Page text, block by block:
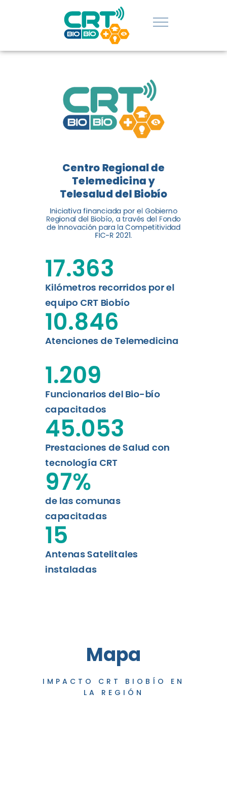
REGIÓN:
CONOCE
LOGROS
DE CRT
BIOBÍO
El Centro Regional de
Telemedicina y Telesalud del
Biobío presenta el balance de
tres años acercando la salud
digital a los habitantes...
Leer más
Centro Regional de
Telemedicina y
Telesalud del Biobío
Iniciativa financiada por el Gobierno
Regional del Biobío, a través del Fondo
de Innovación para la Competitividad
FIC-R 2021.
Kilómetros recorridos por el
equipo CRT Biobío
17.363
Atenciones de Telemedicina
10.846
Funcionarios del Bio-bío
capacitados
1.209
Prestaciones de Salud con
tecnología CRT
45.053
de las comunas
capacitadas
97%
Antenas Satelitales
instaladas
15
Mapa
IMPACTO CRT BIOBÍO EN
LA REGIÓN